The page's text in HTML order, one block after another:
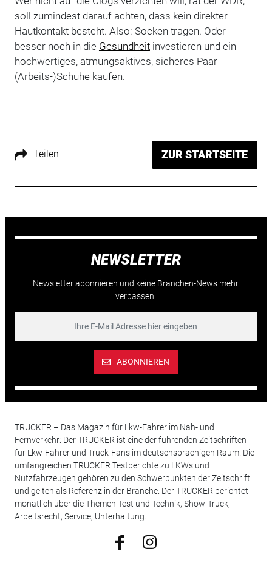
soll zumindest darauf achten, dass kein direkter
Hautkontakt besteht. Also: Socken tragen. Oder
besser noch in die Gesundheitinvestieren und ein
hochwertiges, atmungsaktives, sicheres Paar
(Arbeits-)Schuhe kaufen.
Teilen ZUR STARTSEITE
NEWSLETTER
Newsletter abonnieren und keine Branchen-News mehr
verpassen.
ABONNIEREN
TRUCKER – Das Magazin für Lkw-Fahrer im Nah- und
Fernverkehr: Der TRUCKER ist eine der führenden Zeitschriften
für Lkw-Fahrer und Truck-Fans im deutschsprachigen Raum. Die
umfangreichen TRUCKER Testberichte zu LKWs und
Nutzfahrzeugen gehören zu den Schwerpunkten der Zeitschrift
und gelten als Referenz in der Branche. Der TRUCKER berichtet
monatlich über die Themen Test und Technik, Show-Truck,
Arbeitsrecht, Service, Unterhaltung.